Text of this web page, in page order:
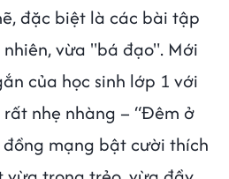
đặc biệt là các bài tập
vừa "bá đạo". Mới
của học sinh lớp 1 với
nhẹ nhàng – “Đêm ở
mạng bật cười thích